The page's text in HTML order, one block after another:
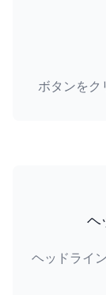
ボタンをク
ヘ
ヘッドライ